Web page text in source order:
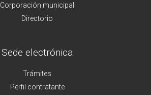
Corporación municipal
Directorio
Sede electrónica
Trámites
Perfil contratante